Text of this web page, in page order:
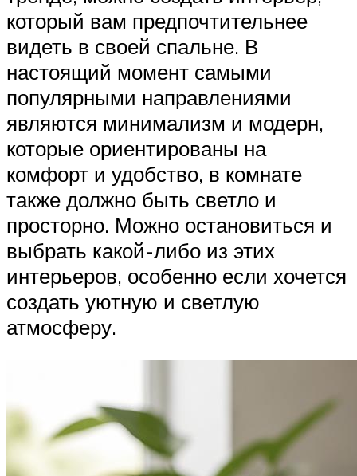
который вам предпочтительнее
видеть в своей спальне. В
настоящий момент самыми
популярными направлениями
являются минимализм и модерн,
которые ориентированы на
комфорт и удобство, в комнате
также должно быть светло и
просторно. Можно остановиться и
выбрать какой-либо из этих
интерьеров, особенно если хочется
создать уютную и светлую
атмосферу.